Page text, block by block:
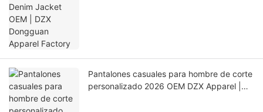
Pantalones casuales para hombre de corte
personalizado 2026 OEM DZX Apparel |